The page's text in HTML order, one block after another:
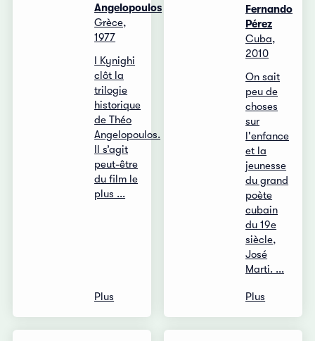
Angelopoulos
Grèce,
1977
I Kynighi
clôt la
trilogie
historique
de Théo
Angelopoulos.
Il s’agit
peut-être
du film le
plus ...
Plus
Fernando
Pérez
Cuba,
2010
On sait
peu de
choses
sur
l'enfance
et la
jeunesse
du grand
poète
cubain
du 19e
siècle,
José
Marti. ...
Plus